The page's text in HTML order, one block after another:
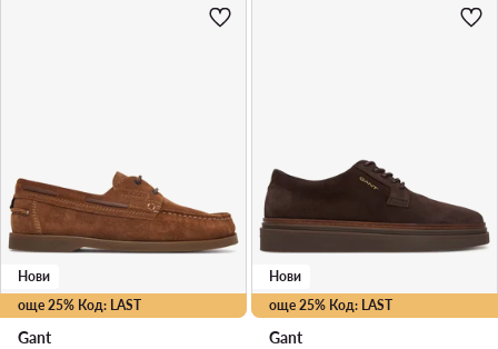
още 25% Код: LAST
Нови
Gant
още 25% Код: LAST
Нови
Gant